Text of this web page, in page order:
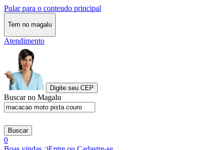
Pular para o conteudo principal
Tem no magalu
Atendimento
Digite seu CEP
Buscar no Magalu
Buscar
0